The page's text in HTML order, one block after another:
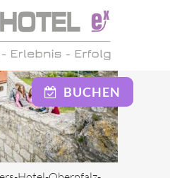
BUCHEN